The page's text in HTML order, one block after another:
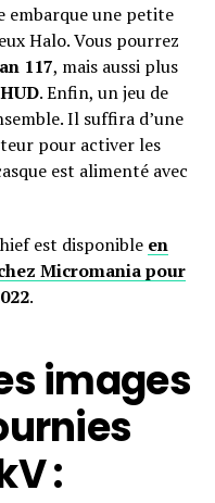
embarque une petite
Halo. Vous pourrez
117, mais aussi plus
. Enfin, un jeu de
Il suffira d’une
pour activer les
est alimenté avec
est disponible en
Micromania pour
.
images
: